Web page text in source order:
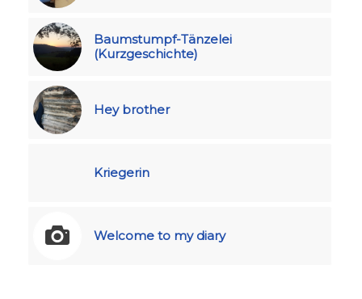
Baumstumpf-Tänzelei
(Kurzgeschichte)
Hey brother
Kriegerin
Welcome to my diary